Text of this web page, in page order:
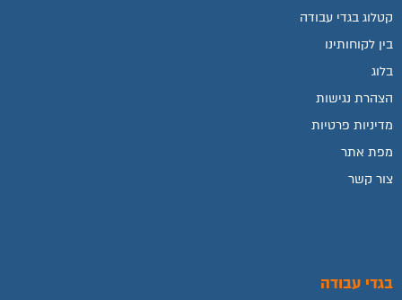
קטלוג בגדי עבודה
בין לקוחותינו
בלוג
הצהרת נגישות
מדיניות פרטיות
מפת אתר
צור קשר
בגדי עבודה